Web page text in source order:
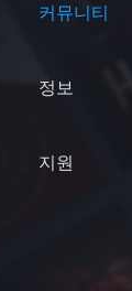
커뮤니티
정보
지원